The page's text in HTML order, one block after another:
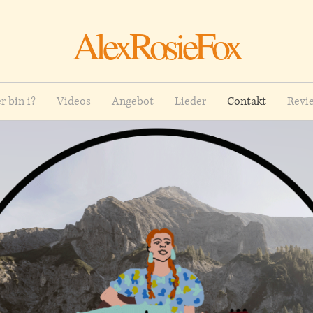
AlexRosieFox
bin i? Videos Angebot Lieder Contakt